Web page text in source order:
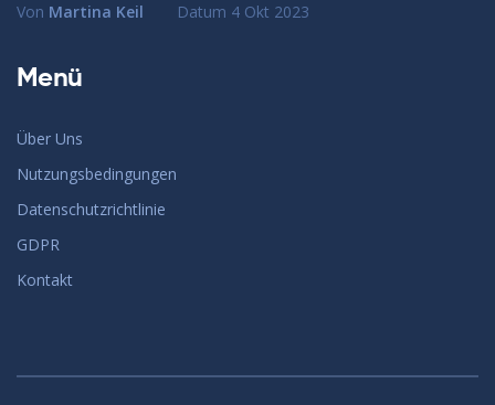
Von Martina Keil Datum 4 Okt 2023
Menü
Über Uns
Nutzungsbedingungen
Datenschutzrichtlinie
GDPR
Kontakt